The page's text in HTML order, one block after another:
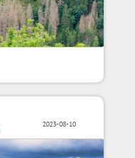
2023-08-10